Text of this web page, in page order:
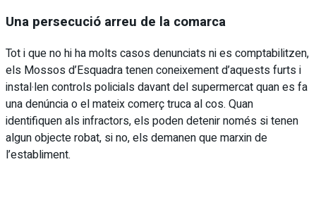
Una persecució arreu de la comarca
Tot i que no hi ha molts casos denunciats ni es comptabilitzen,
els Mossos d’Esquadra tenen coneixement d’aquests furts i
instal·len controls policials davant del supermercat quan es fa
una denúncia o el mateix comerç truca al cos. Quan
identifiquen als infractors, els poden detenir només si tenen
algun objecte robat, si no, els demanen que marxin de
l’establiment.